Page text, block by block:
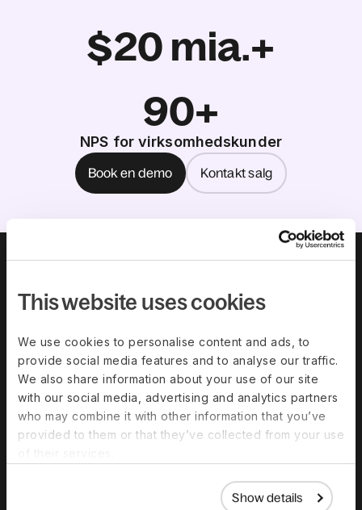
This website uses cookies
We use cookies to personalise content and ads, to
provide social media features and to analyse our traffic.
We also share information about your use of our site
with our social media, advertising and analytics partners
who may combine it with other information that you’ve
provided to them or that they’ve collected from your use
Show details
$20 mia.+
90+
NPS for virksomhedskunder
Book en demo Kontakt salg
Om osLedelsesteamKarrierePrissætning
Deel Payroll Deel HR
Deel IT Deel Benefits
Deel Hire Deel Mobility
Deel Embedded Deel Services